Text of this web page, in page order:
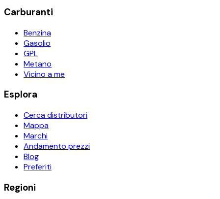
Carburanti
Benzina
Gasolio
GPL
Metano
Vicino a me
Esplora
Cerca distributori
Mappa
Marchi
Andamento prezzi
Blog
Preferiti
Regioni